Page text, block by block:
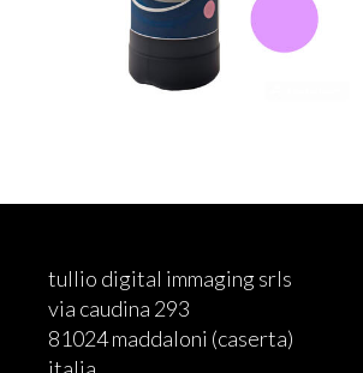
tullio digital immaging srls
via caudina 293
81024 maddaloni (caserta)